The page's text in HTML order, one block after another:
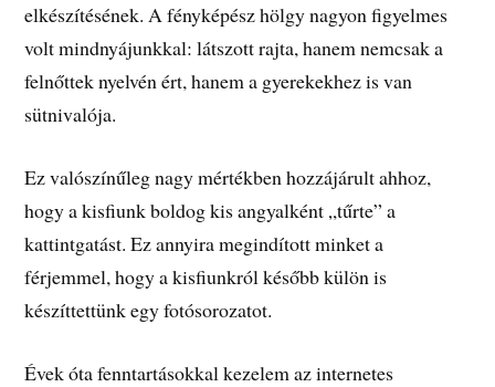
elkészítésének. A fényképész hölgy nagyon figyelmes
volt mindnyájunkkal: látszott rajta, hanem nemcsak a
felnőttek nyelvén ért, hanem a gyerekekhez is van
sütnivalója.
Ez valószínűleg nagy mértékben hozzájárult ahhoz,
hogy a kisfiunk boldog kis angyalként „tűrte” a
kattintgatást. Ez annyira megindított minket a
férjemmel, hogy a kisfiunkról később külön is
készíttettünk egy fotósorozatot.
Évek óta fenntartásokkal kezelem az internetes